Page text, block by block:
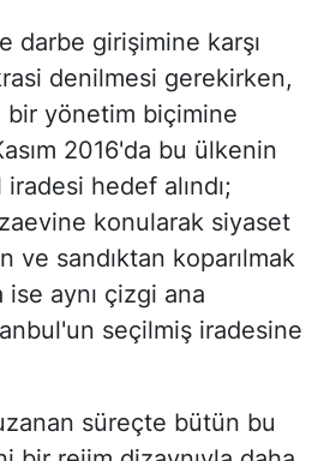
darbe girişimine karşı
denilmesi gerekirken,
bir yönetim biçimine
2016'da bu ülkenin
hedef alındı;
konularak siyaset
ve sandıktan koparılmak
aynı çizgi ana
seçilmiş iradesine
süreçte bütün bu